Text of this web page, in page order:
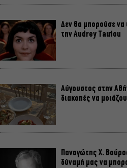
Δεν θα μπορούσε να
την Audrey Tautou
Αύγουστος στην
διακοπές να
Παναγώτης Χ.
δύναμή μας να